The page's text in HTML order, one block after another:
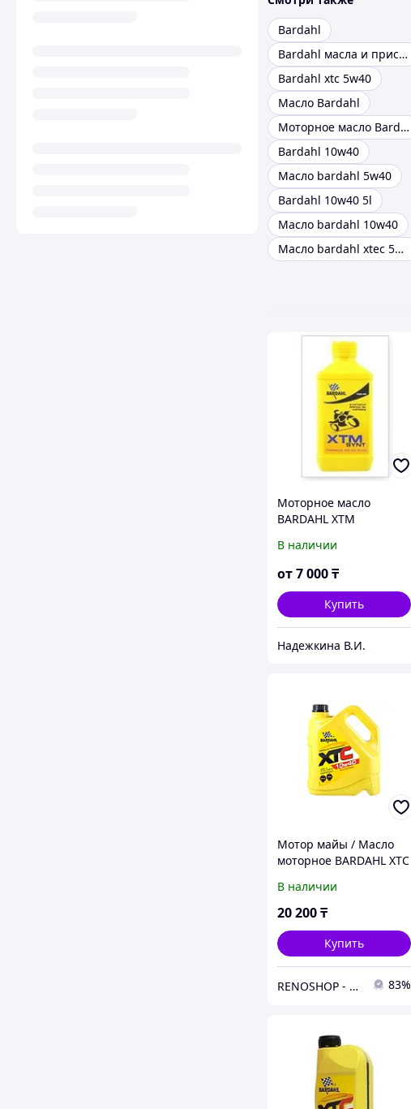
Bardahl
Bardahl масла и присадки
Bardahl xtc 5w40
Масло Bardahl
Моторное масло Bardahl
Bardahl 10w40
Масло bardahl 5w40
Bardahl 10w40 5l
Масло bardahl 10w40
Масло bardahl xtec 5w40 4л
Моторное масло
BARDAHL XTM
4Т 1литр
В наличии
от7 000₸
Купить
Надежкина В.И.
Мотор майы / Масло
моторное BARDAHL XTC
В наличии
20 200₸
Купить
RENOSHOP - автозапчасти, тюнинг и аксессуары для автомобилей Renault, Largus, X-Ray, Vesta. 83%